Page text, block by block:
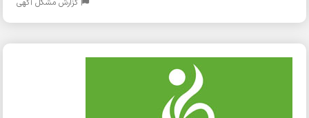
گزارش مشکل آگهی